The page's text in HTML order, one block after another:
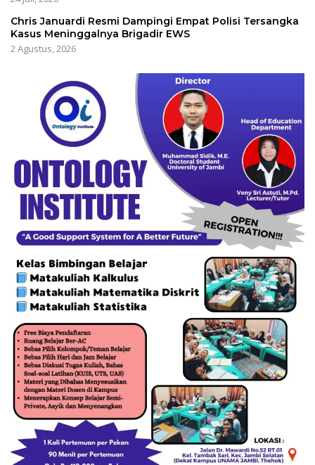
Chris Januardi Resmi Dampingi Empat Polisi Tersangka
Kasus Meninggalnya Brigadir EWS
2 Agustus, 2026